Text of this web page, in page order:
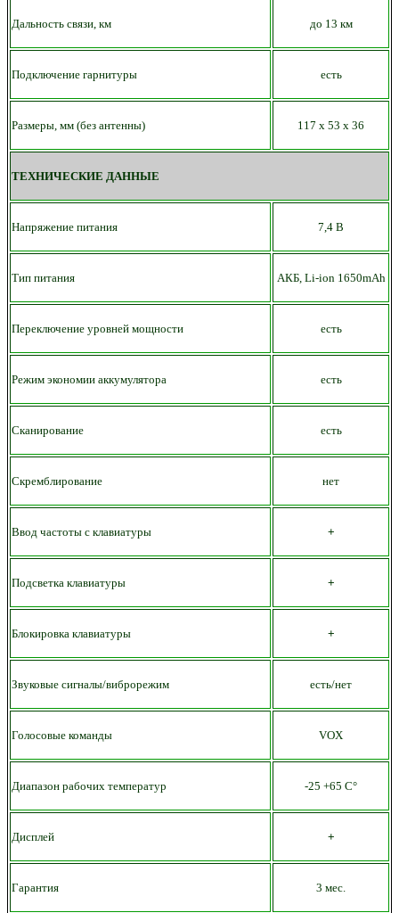
Дальность связи, км до 13 км
Подключение гарнитуры есть
Размеры, мм (без антенны) 117 х 53 х 36
ТЕХНИЧЕСКИЕ ДАННЫЕ
Напряжение питания 7,4 В
Тип питания АКБ, Li-ion1650mAh
Переключение уровней мощности есть
Режим экономии аккумулятора есть
Сканирование есть
Скремблирование нет
Ввод частоты с клавиатуры +
Подсветка клавиатуры +
Блокировка клавиатуры +
Звуковые сигналы/виброрежим есть/нет
Голосовые команды VOX
Диапазон рабочих температур -25 +65 С°
Дисплей +
Гарантия 3 мес.